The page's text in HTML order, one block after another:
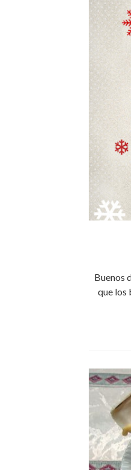
Buenos
que los